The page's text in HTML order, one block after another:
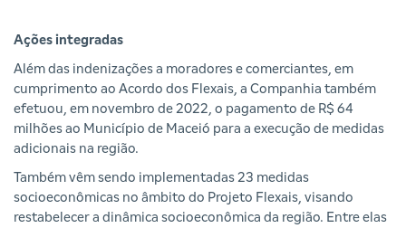
Ações integradas
Além das indenizações a moradores e comerciantes, em
cumprimento ao Acordo dos Flexais, a Companhia também
efetuou, em novembro de 2022, o pagamento de R$ 64
milhões ao Município de Maceió para a execução de medidas
adicionais na região.
Também vêm sendo implementadas 23 medidas
socioeconômicas no âmbito do Projeto Flexais, visando
restabelecer a dinâmica socioeconômica da região. Entre elas